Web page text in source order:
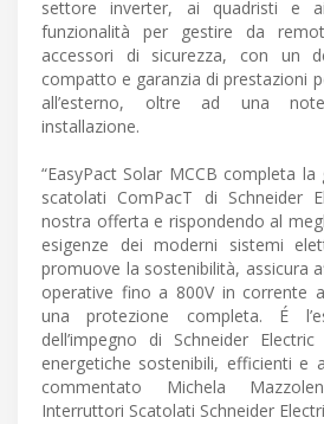
settore inverter, ai quadristi e
funzionalità per gestire da
accessori di sicurezza, con un
compatto e garanzia di prestazioni
all’esterno, oltre ad una
installazione.
“EasyPact Solar MCCB completa
scatolati ComPacT di Schneider
nostra offerta e rispondendo al
esigenze dei moderni sistemi
promuove la sostenibilità, assicura
operative fino a 800V in corrente
una protezione completa. É
dell’impegno di Schneider
energetiche sostenibili, efficienti e
commentato Michela
Interruttori Scatolati Schneider